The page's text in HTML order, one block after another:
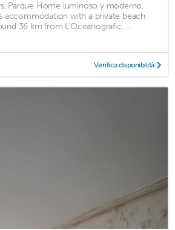
Parque Home luminoso y moderno,
accommodation with a private beach
36 km from L'Oceanografic. ...
Verifica disponibilità